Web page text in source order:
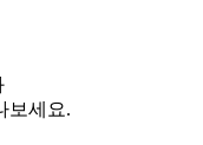
보세요.